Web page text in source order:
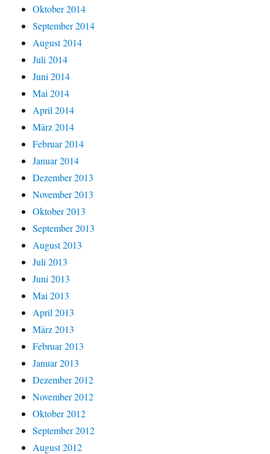
Oktober 2014
September 2014
August 2014
Juli 2014
Juni 2014
Mai 2014
April 2014
März 2014
Februar 2014
Januar 2014
Dezember 2013
November 2013
Oktober 2013
September 2013
August 2013
Juli 2013
Juni 2013
Mai 2013
April 2013
März 2013
Februar 2013
Januar 2013
Dezember 2012
November 2012
Oktober 2012
September 2012
August 2012